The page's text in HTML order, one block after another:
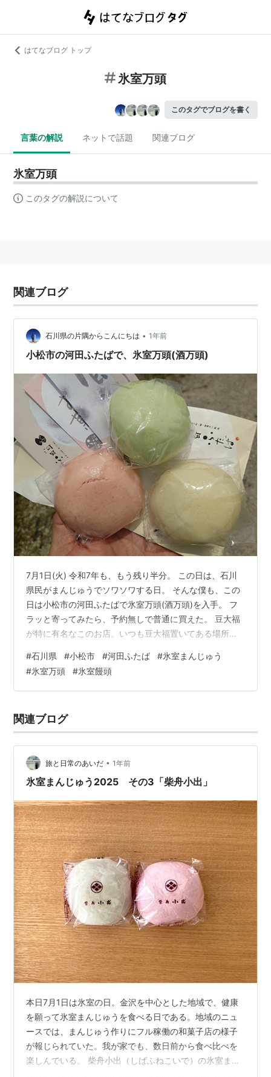
はてなブログ トップ
氷室万頭
このタグでブログを書く
言葉の解説 ネットで話題 関連ブログ
氷室万頭
このタグの解説について
関連ブログ
石川県の片隅からこんにちは • 1年前
小松市の河田ふたばで、氷室万頭(酒万頭)
7月1日(火) 令和7年も、もう残り半分。 この日は、石川
県民がまんじゅうでソワソワする日。 そんな僕も、この
日は小松市の河田ふたばで氷室万頭(酒万頭)を入手。 フ
ラッと寄ってみたら、予約無しで普通に買えた。 豆大福
が特に有名なこのお店。いつも豆大福置いてある場所
売れていくからか、全部蒸したてで温かい。 やっぱり、
まんじゅうはこしあんだよなあ。 ポイントカードも新し
くできたみたいで、作ってもらった。 お客さんが入れ替
みたいだけど、今は首都圏でもこの日に販売されている
みたい。バイヤーが新幹線であ…
#石川県 #小松市 #河田ふたば #氷室まんじゅう
#氷室万頭 #氷室饅頭
関連ブログ
旅と日常のあいだ • 1年前
氷室まんじゅう2025 その3「柴舟小出」
本日7月1日は氷室の日。金沢を中心とした地域で、健康
を願って氷室まんじゅうを食べる日である。地域のニュ
ースでは、まんじゅう作りにフル稼働の和菓子店の様子
が報じられていた。我が家でも、数日前から食べ比べを
楽しんでいる。 柴舟小出（しばふねこいで）の氷室まん